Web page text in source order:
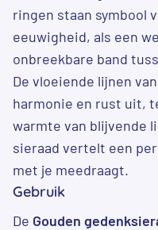
ringen staan symbool
eeuwigheid, als een
onbreekbare band
De vloeiende lijnen
harmonie en rust uit,
warmte van blijvende
sieraad vertelt een
met je meedraagt.
Gebruik
De Gouden